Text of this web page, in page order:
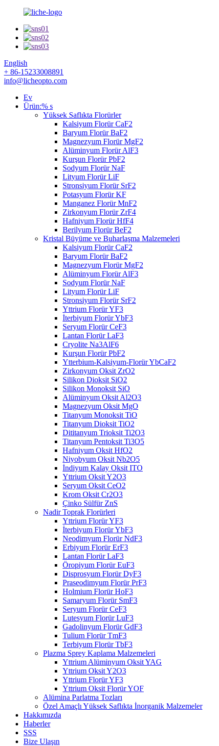
English
+ 86-15233008891
info@licheopto.com
Ev
Ürün:% s
Yüksek Saflıkta Florürler
Kalsiyum Florür CaF2
Baryum Florür BaF2
Magnezyum Florür MgF2
Alüminyum Florür AlF3
Kurşun Florür PbF2
Sodyum Florür NaF
Lityum Florür LiF
Stronsiyum Florür SrF2
Potasyum Florür KF
Manganez Florür MnF2
Zirkonyum Florür ZrF4
Hafniyum Florür HfF4
Berilyum Florür BeF2
Kristal Büyüme ve Buharlaşma Malzemeleri
Kalsiyum Florür CaF2
Baryum Florür BaF2
Magnezyum Florür MgF2
Alüminyum Florür AlF3
Sodyum Florür NaF
Lityum Florür LiF
Stronsiyum Florür SrF2
Yttrium Florür YF3
İterbiyum Florür YbF3
Seryum Florür CeF3
Lantan Florür LaF3
Cryolite Na3AlF6
Kurşun Florür PbF2
Ytterbium-Kalsiyum-Florür YbCaF2
Zirkonyum Oksit ZrO2
Silikon Dioksit SiO2
Silikon Monoksit SiO
Alüminyum Oksit Al2O3
Magnezyum Oksit MgO
Titanyum Monoksit TiO
Titanyum Dioksit TiO2
Dititanyum Trioksit Ti2O3
Titanyum Pentoksit Ti3O5
Hafniyum Oksit HfO2
Niyobyum Oksit Nb2O5
İndiyum Kalay Oksit ITO
Yttrium Oksit Y2O3
Seryum Oksit CeO2
Krom Oksit Cr2O3
Çinko Sülfür ZnS
Nadir Toprak Florürleri
Yttrium Florür YF3
İterbiyum Florür YbF3
Neodimyum Florür NdF3
Erbiyum Florür ErF3
Lantan Florür LaF3
Öropiyum Florür EuF3
Disprosyum Florür DyF3
Praseodimyum Florür PrF3
Holmium Florür HoF3
Samaryum Florür SmF3
Seryum Florür CeF3
Lutesyum Florür LuF3
Gadolinyum Florür GdF3
Tulium Florür TmF3
Terbiyum Florür TbF3
Plazma Sprey Kaplama Malzemeleri
Yttrium Alüminyum Oksit YAG
Yttrium Oksit Y2O3
Yttrium Florür YF3
Yttrium Oksit Florür YOF
Alümina Parlatma Tozları
Özel Amaçlı Yüksek Saflıkta İnorganik Malzemeler
Hakkımızda
Haberler
SSS
Bize Ulaşın